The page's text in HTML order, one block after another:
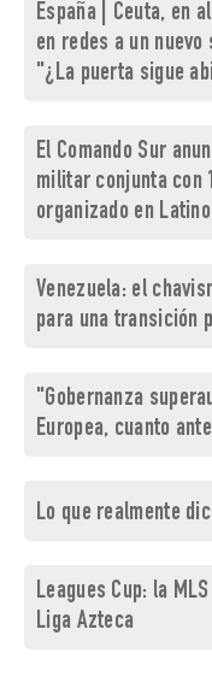
España | Ceuta, en
en redes a un
"¿La puerta sigue
El Comando Sur
militar conjunta con
organizado en
Venezuela: el
para una transición
"Gobernanza
Europea, cuanto
Lo que realmente
Leagues Cup: la
Liga Azteca